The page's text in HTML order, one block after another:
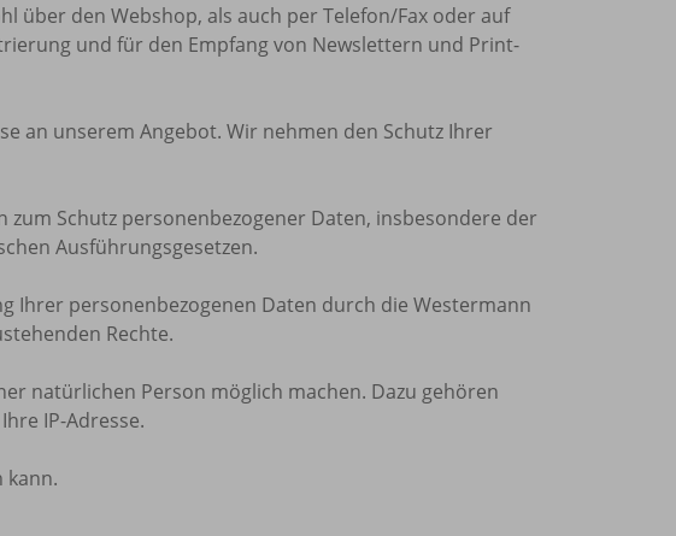
über den Webshop, als auch per Telefon/Fax oder auf
und für den Empfang von Newslettern und Print-
an unserem Angebot. Wir nehmen den Schutz Ihrer
Schutz personenbezogener Daten, insbesondere der
Ausführungsgesetzen.
Ihrer personenbezogenen Daten durch die Westermann
Rechte.
natürlichen Person möglich machen. Dazu gehören
IP-Adresse.
kann.